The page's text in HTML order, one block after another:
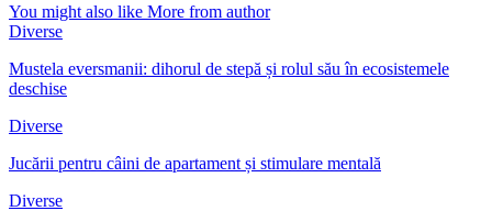
You might also like More from author
Diverse
Mustela eversmanii: dihorul de stepă și rolul său în ecosistemele
deschise
Diverse
Jucării pentru câini de apartament și stimulare mentală
Diverse